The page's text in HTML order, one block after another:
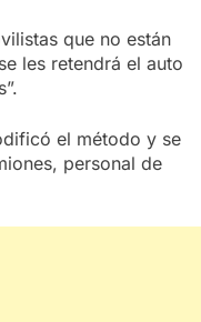
que no están
les retendrá el auto
el método y se
personal de